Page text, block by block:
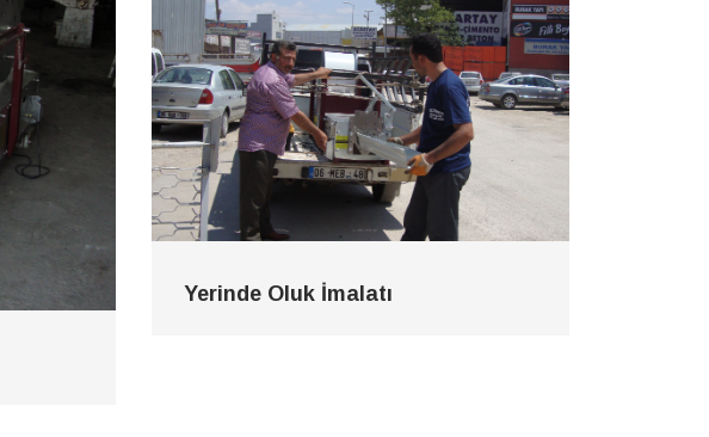
Yerinde Oluk İmalatı